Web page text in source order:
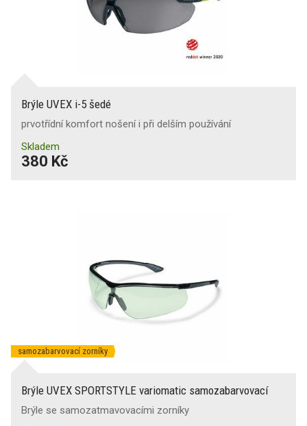
Brýle UVEX i-5 šedé
prvotřídní komfort nošení i při delším používání
Skladem
380 Kč
samozabarvovací zorníky
Brýle UVEX SPORTSTYLE variomatic samozabarvovací
Brýle se samozatmavovacími zorníky